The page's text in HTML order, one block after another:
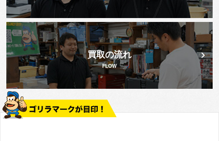
買取の流れ
FLOW